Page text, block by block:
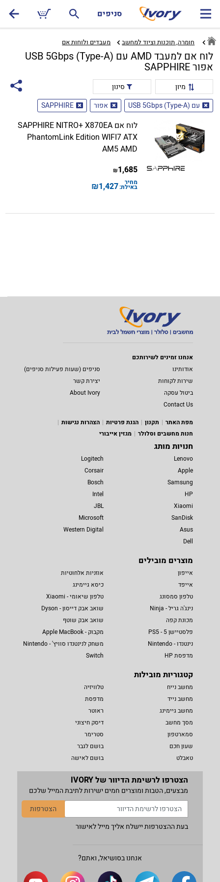
סניפים
חומרה, תוכנות וציוד למחשב מעבדים ולוחות אם‏
לוח אם למעבד AMD עם USB 5Gbps (Type-A)
אפור SAPPHIRE
מיון
סינון
עם USB 5Gbps (Type-A)
אפור SAPPHIRE
לוח אם SAPPHIRE NITRO+ X870EA
PhantomLink Edition WIFI7 ATX
AM5 AMD
1,685
₪
מחיר
באילת:1,427
₪
אנחנו זמינים לשירותכם
אודותינו
סניפים (שעות פעילות סניפים)
שירות לקוחות
יצירת קשר
ביטול עסקה
About Ivory
Contact Us
מפת האתר
תקנון הגנת פרטיות
הצהרות נגישות
חנות מחשבים וסלולר
מגזין אייבורי
חנויות מותג
Lenovo
Apple
Samsung
HP
Xiaomi
SanDisk
Asus
Dell
Logitech
Corsair
Bosch
Intel
JBL
Microsoft
Western Digital
מוצרים מובילים
אייפון
אייפד
טלפון סמסונג
נינג'ה גריל - Ninja
מכונת קפה
פלסטיישן 5 - PS5
נינטנדו - Nintendo
מדפסת HP
אוזניות אלחוטיות
כיסא גיימינג
טלפון שיאומי - Xiaomi
שואב אבק דייסון - Dyson
שואב אבק שוטף
מקבוק - Apple MacBook
משחק לנינטנדו סוויץ' - Nintendo
Switch
קטגוריות מובילות
מחשב נייח
מחשב נייד
מחשב גיימינג
מסך מחשב
סמארטפון
שעון חכם
טאבלט
טלוויזיה
מדפסת
ראוטר
דיסק חיצוני
סטרימר
בושם לגבר
בושם לאישה
הצטרפו לרשימת הדיוור של IVORY
מבצעים, הטבות ומוצרים חמים ישירות לתיבת המייל שלכם
הצטרפות
בעת ההצטרפות יישלח אליך מייל לאישור
אנחנו בסושיאל, ואתם?